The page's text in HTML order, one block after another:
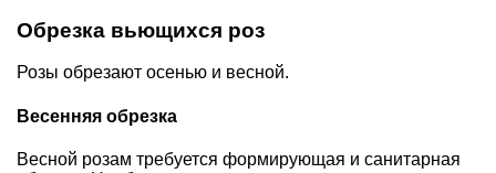
Обрезка вьющихся роз
Розы обрезают осенью и весной.
Весенняя обрезка
Весной розам требуется формирующая и санитарная